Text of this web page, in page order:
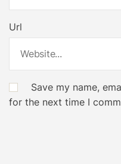
Url
Save my name,
for the next time I